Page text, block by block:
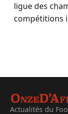
ligue des
compétitions
Actualités du